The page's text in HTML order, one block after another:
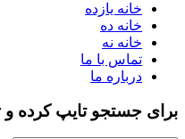
خانه یازده
خانه ده
خانه نه
تماس با ما
درباره ما
برای جستجو تایپ کرده و Enter را بزنید